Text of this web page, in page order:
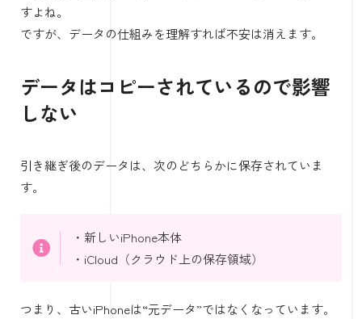
すよね。
ですが、データの仕組みを理解すれば不安は消えます。
データはコピーされているので影響
しない
引き継ぎ後のデータは、次のどちらかに保存されていま
す。
・新しいiPhone本体
・iCloud（クラウド上の保存領域）
つまり、古いiPhoneは“元データ”ではなくなっています。